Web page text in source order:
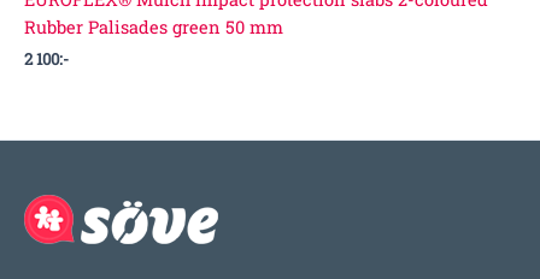
Rubber Palisades green 50 mm
2 100:-